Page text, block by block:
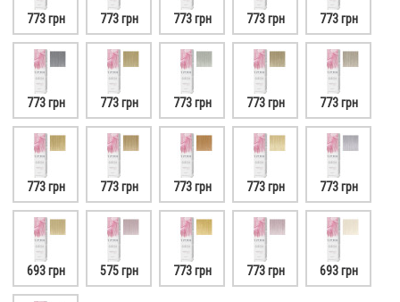
773 грн 773 грн 773 грн 773 грн 773 грн
773 грн 773 грн 773 грн 773 грн 773 грн
773 грн 773 грн 773 грн 773 грн 773 грн
693 грн 575 грн 773 грн 773 грн 693 грн